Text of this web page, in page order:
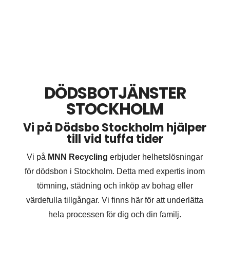
DÖDSBOTJÄNSTER
STOCKHOLM
Vi på Dödsbo Stockholm hjälper
till vid tuffa tider
Vi på MNN Recycling erbjuder helhetslösningar
för dödsbon i Stockholm. Detta med expertis inom
tömning, städning och inköp av bohag eller
värdefulla tillgångar. Vi finns här för att underlätta
hela processen för dig och din familj.